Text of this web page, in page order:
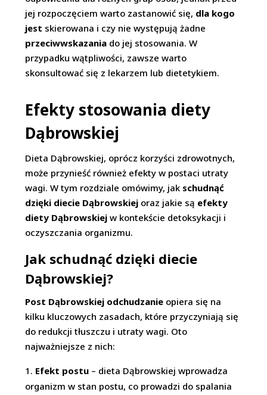
jej rozpoczęciem warto zastanowić się, dla kogo
jest skierowana i czy nie występują żadne
przeciwwskazania do jej stosowania. W
przypadku wątpliwości, zawsze warto
skonsultować się z lekarzem lub dietetykiem.
Efekty stosowania diety
Dąbrowskiej
Dieta Dąbrowskiej, oprócz korzyści zdrowotnych,
może przynieść również efekty w postaci utraty
wagi. W tym rozdziale omówimy, jak schudnąć
dzięki diecie Dąbrowskiej oraz jakie są efekty
diety Dąbrowskiej w kontekście detoksykacji i
oczyszczania organizmu.
Jak schudnąć dzięki diecie
Dąbrowskiej?
Post Dąbrowskiej odchudzanie opiera się na
kilku kluczowych zasadach, które przyczyniają się
do redukcji tłuszczu i utraty wagi. Oto
najważniejsze z nich:
Efekt postu – dieta Dąbrowskiej wprowadza
organizm w stan postu, co prowadzi do spalania